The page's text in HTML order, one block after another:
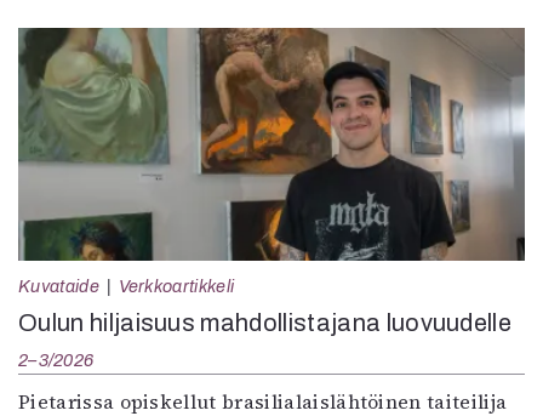
Kuvataide Verkkoartikkeli
Oulun hiljaisuus mahdollistajana luovuudelle
2–3/2026
Pietarissa opiskellut brasilialaislähtöinen taiteilija